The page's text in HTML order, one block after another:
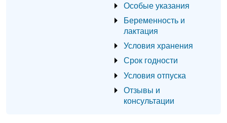
Особые указания
Беременность и
лактация
Условия хранения
Срок годности
Условия отпуска
Отзывы и
консультации